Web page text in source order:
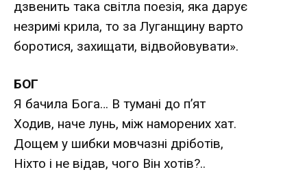
дзвенить така світла поезія, яка дарує
незримі крила, то за Луганщину варто
боротися, захищати, відвойовувати».
БОГ
Я бачила Бога… В тумані до п’ят
Ходив, наче лунь, між наморених хат.
Дощем у шибки мовчазні дріботів,
Ніхто і не відав, чого Він хотів?..